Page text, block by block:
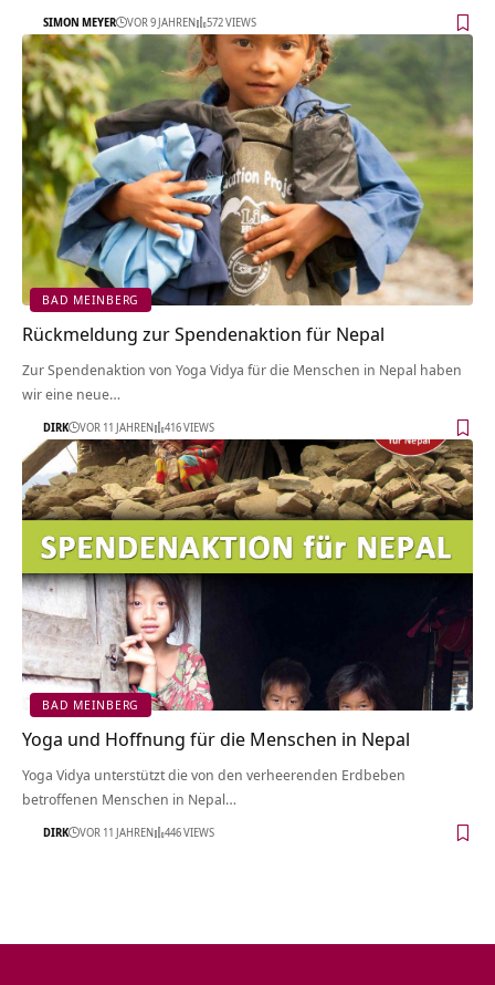
SIMON MEYER VOR 9 JAHREN 572 VIEWS
BAD MEINBERG
Rückmeldung zur Spendenaktion für Nepal
Zur Spendenaktion von Yoga Vidya für die Menschen in Nepal haben
wir eine neue…
DIRK VOR 11 JAHREN 416 VIEWS
BAD MEINBERG
Yoga und Hoffnung für die Menschen in Nepal
Yoga Vidya unterstützt die von den verheerenden Erdbeben
betroffenen Menschen in Nepal…
DIRK VOR 11 JAHREN 446 VIEWS